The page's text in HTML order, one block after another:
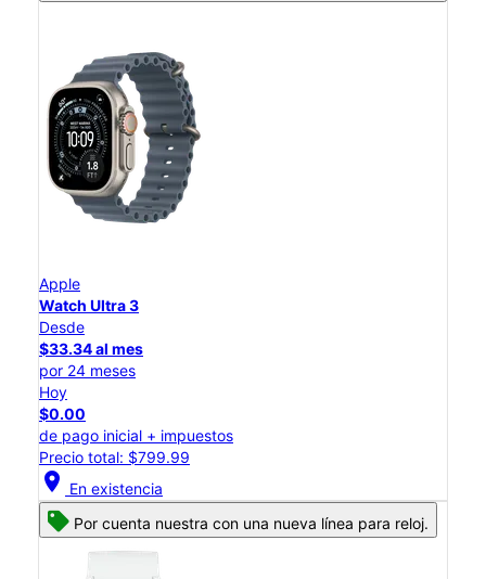
Apple
Watch Ultra 3
Desde
$33.34 al mes
por 24 meses
Hoy
$0.00
de pago inicial + impuestos
Precio total: $799.99
location_on En existencia
Por cuenta nuestra con una nueva línea para reloj.